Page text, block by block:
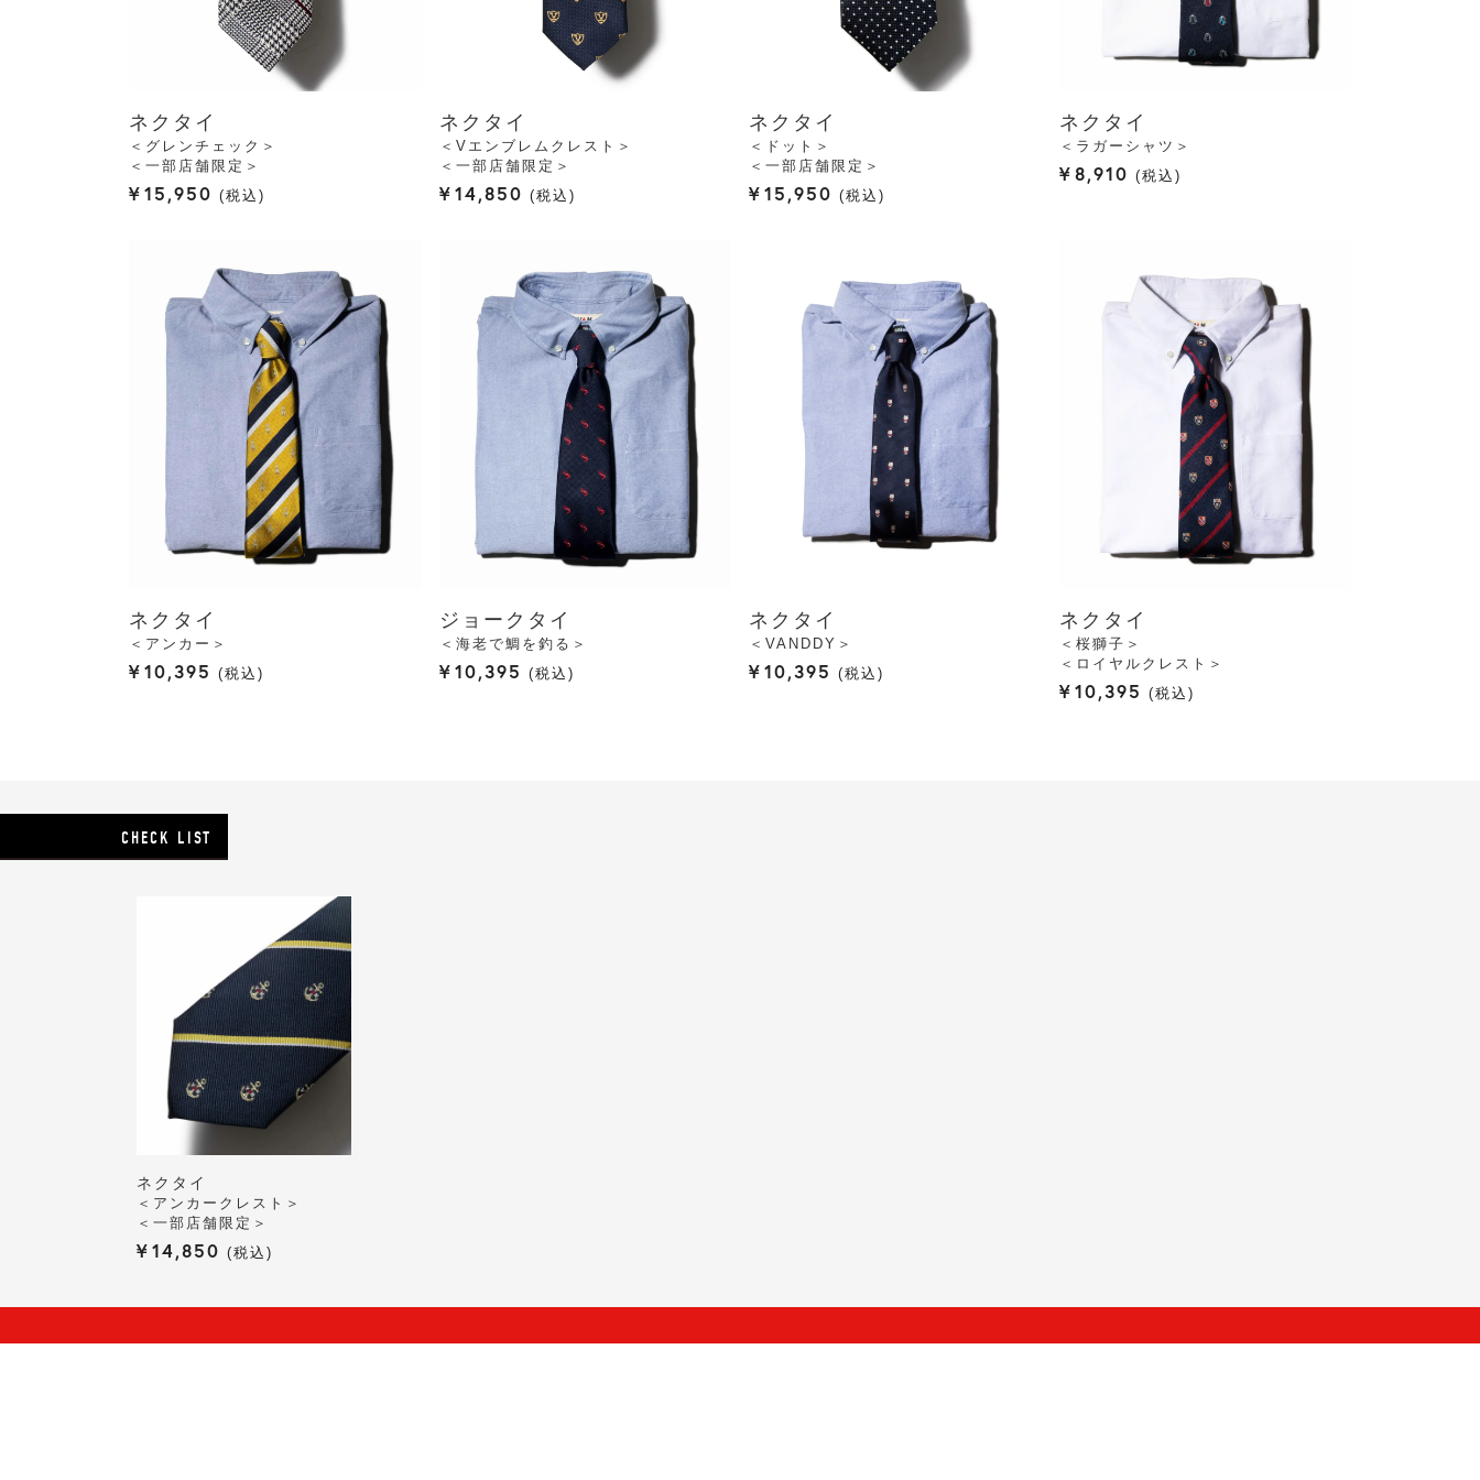
ネクタイ
＜グレンチェック＞
＜一部店舗限定＞
¥15,950 税込
ネクタイ
＜Vエンブレムクレスト＞
＜一部店舗限定＞
¥14,850 税込
ネクタイ
＜ドット＞
＜一部店舗限定＞
¥15,950 税込
ネクタイ
＜ラガーシャツ＞
¥8,910 税込
ネクタイ
＜アンカー＞
¥10,395 税込
ジョークタイ
＜海老で鯛を釣る＞
¥10,395 税込
ネクタイ
＜VANDDY＞
¥10,395 税込
ネクタイ
＜桜獅子＞
＜ロイヤルクレスト＞
¥10,395 税込
CHECK LIST
ネクタイ
＜アンカークレスト＞
＜一部店舗限定＞
¥14,850 税込